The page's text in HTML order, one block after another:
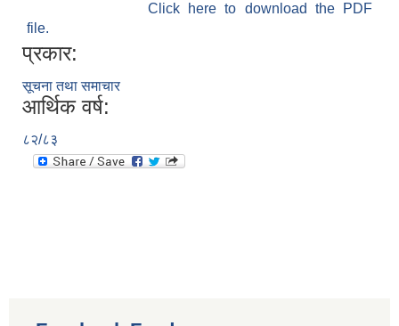
Click here to download the PDF
file.
प्रकार:
सूचना तथा समाचार
आर्थिक वर्ष:
८२/८३